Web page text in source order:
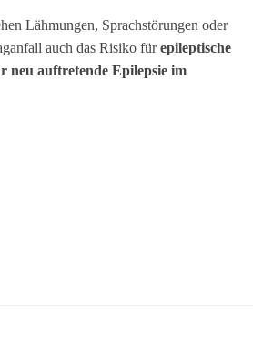
Lähmungen, Sprachstörungen oder
auch das Risiko fürepileptische
neu auftretende Epilepsie im